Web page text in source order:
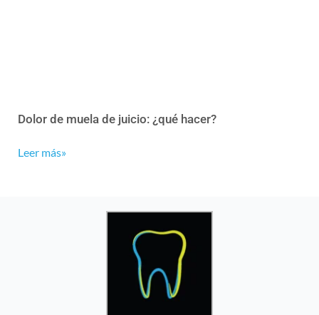
Dolor de muela de juicio: ¿qué hacer?
Leer más»